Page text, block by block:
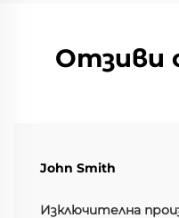
Отзиви
John Smith
Изключителна